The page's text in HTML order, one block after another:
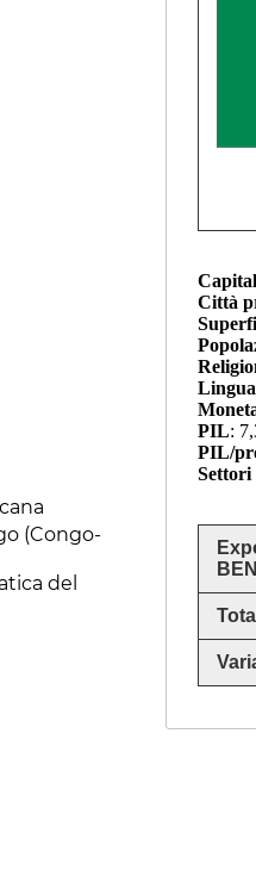
(Congo-
del
Città
PIL:
PIL/
Settori